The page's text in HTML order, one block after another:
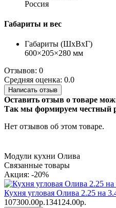
Россия
Габариты и вес
Габариты (ШхВхГ)
600×205×280 мм
Отзывов: 0
Средняя оценка: 0.0
Написать отзыв
Оставить отзыв о товаре
Так мы формируем честный
Нет отзывов об этом товаре.
Модули кухни Олива
Связанные товары
Акция: -20%
Кухня угловая Олива 2.25 на
107300.00р.134124.00р.